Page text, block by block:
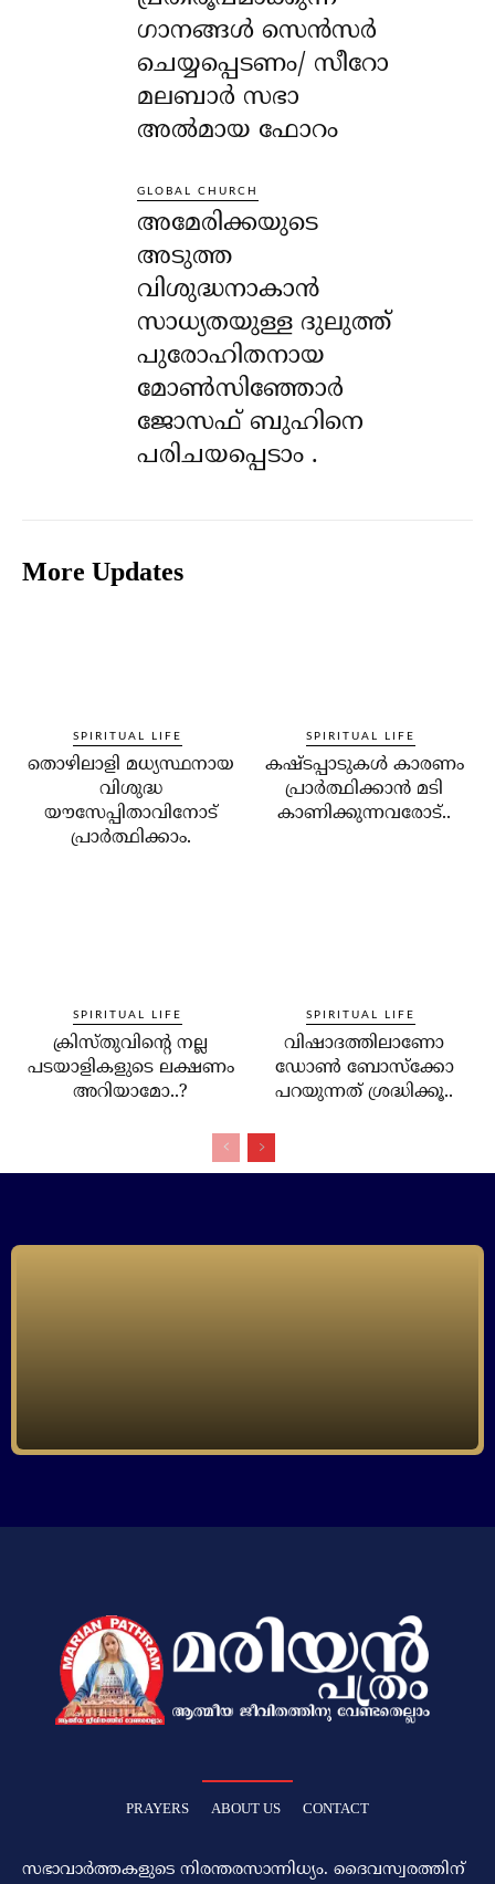
ഗാനങ്ങൾ സെൻസർ
ചെയ്യപ്പെടണം/ സീറോ
മലബാർ സഭാ
അൽമായ ഫോറം
GLOBAL CHURCH
അമേരിക്കയുടെ
അടുത്ത
വിശുദ്ധനാകാൻ
സാധ്യതയുള്ള ദുലുത്ത്
പുരോഹിതനായ
മോൺസിഞ്ഞോർ
ജോസഫ് ബുഹിനെ
പരിചയപ്പെടാം .
More Updates
SPIRITUAL LIFE
തൊഴിലാളി മധ്യസ്ഥനായ
വിശുദ്ധ
യൗസേപ്പിതാവിനോട്
പ്രാര്‍ത്ഥിക്കാം.
SPIRITUAL LIFE
കഷ്ടപ്പാടുകള്‍ കാരണം
പ്രാര്‍ത്ഥിക്കാന്‍ മടി
കാണിക്കുന്നവരോട്..
SPIRITUAL LIFE
ക്രിസ്തുവിന്റെ നല്ല
പടയാളികളുടെ ലക്ഷണം
അറിയാമോ..?
SPIRITUAL LIFE
വിഷാദത്തിലാണോ
ഡോണ്‍ ബോസ്‌ക്കോ
പറയുന്നത് ശ്രദ്ധിക്കൂ..
PRAYERS ABOUT US CONTACT
സഭാവാര്‍ത്തകളുടെ നിരന്തരസാന്നിധ്യം. ദൈവസ്വരത്തിന്‌